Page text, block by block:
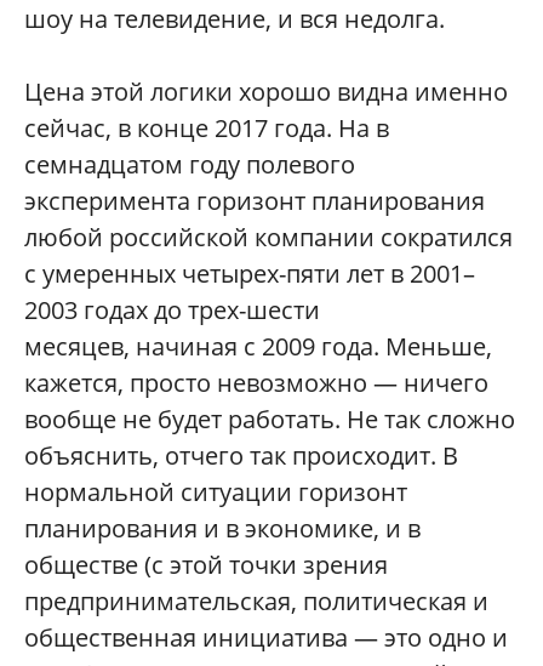
шоу на телевидение, и вся недолга.
Цена этой логики хорошо видна именно
сейчас, в конце 2017 года. На в
семнадцатом году полевого
эксперимента горизонт планирования
любой российской компании сократился
с умеренных четырех-пяти лет в 2001–
2003 годах до трех-шести
месяцев, начиная с 2009 года. Меньше,
кажется, просто невозможно — ничего
вообще не будет работать. Не так сложно
объяснить, отчего так происходит. В
нормальной ситуации горизонт
планирования и в экономике, и в
обществе (с этой точки зрения
предпринимательская, политическая и
общественная инициатива — это одно и